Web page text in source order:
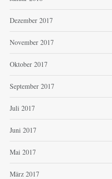
Dezember 2017
November 2017
Oktober 2017
September 2017
Juli 2017
Juni 2017
Mai 2017
März 2017